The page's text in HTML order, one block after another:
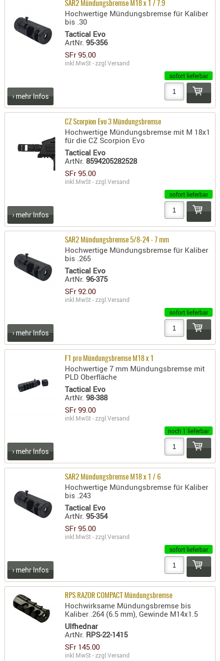
KITS
KOFFER
AUFSÄTZE
UND
PELLETS
REINIGER
-
-
SCHÄFTE
CHASSIS-
ZUBEHÖR
SAR2 Mündungsbremse M18 x 1 / 7.9
Hochwertige Mündungsbremse für Kaliber
bis .30
Tactical Evo
ArtNr.95-356
SFr 95.00
inkl.MwSt - zzgl.Versand
sofort lieferbar
› mehr Infos
CZ Scorpion Evo 3 Mündungsbremse
Hochwertige Mündungsbremse mit M 18x1
für die CZ Scorpion Evo
Tactical Evo
ArtNr.8594205282528
SFr 95.00
inkl.MwSt - zzgl.Versand
sofort lieferbar
› mehr Infos
SAR2 Mündungsbremse 5/8-24 - 7 mm
Hochwertige Mündungsbremse für Kaliber
bis .265
Tactical Evo
ArtNr.96-375
SFr 92.00
inkl.MwSt - zzgl.Versand
sofort lieferbar
› mehr Infos
F1 pro Mündungsbremse M18 x 1
Hochwertige 7 mm Mündungsbremse mit
PLD Oberfläche
Tactical Evo
ArtNr.98-388
SFr 99.00
inkl.MwSt - zzgl.Versand
noch 1 lieferbar
› mehr Infos
SAR2 Mündungsbremse M18 x 1 / 6
Hochwertige Mündungsbremse für Kaliber
bis .243
Tactical Evo
ArtNr.95-354
SFr 95.00
inkl.MwSt - zzgl.Versand
sofort lieferbar
› mehr Infos
RPS RAZOR COMPACT Mündungsbremse
Hochwirksame Mündungsbremse bis
Kaliber .264 (6.5 mm), Gewinde M14x1.5
Ulfhednar
ArtNr. RPS-22-1415
SFr 145.00
inkl.MwSt - zzgl.Versand